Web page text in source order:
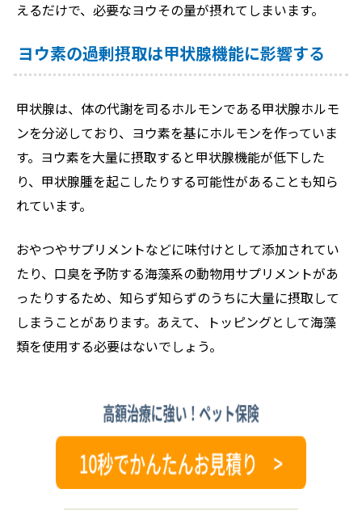
えるだけで、必要なヨウその量が摂れてしまいます。
ヨウ素の過剰摂取は甲状腺機能に影響する
甲状腺は、体の代謝を司るホルモンである甲状腺ホルモ
ンを分泌しており、ヨウ素を基にホルモンを作っていま
す。ヨウ素を大量に摂取すると甲状腺機能が低下した
り、甲状腺腫を起こしたりする可能性があることも知ら
れています。
おやつやサプリメントなどに味付けとして添加されてい
たり、口臭を予防する海藻系の動物用サプリメントがあ
ったりするため、知らず知らずのうちに大量に摂取して
しまうことがあります。あえて、トッピングとして海藻
類を使用する必要はないでしょう。